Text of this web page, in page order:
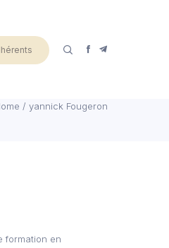
/ yannick Fougeron
formation en